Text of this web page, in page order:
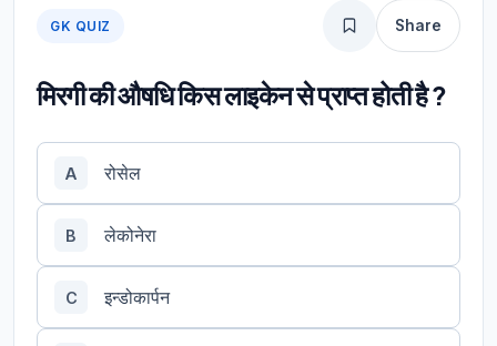
GK QUIZ Share
मिरगी की औषधि किस लाइकेन से प्राप्त होती है ?
A रोसेल
B लेकोनेरा
C इन्डोकार्पन